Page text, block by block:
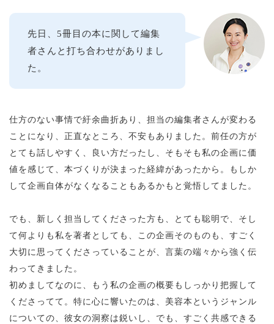
先日、5冊目の本に関して編集
者さんと打ち合わせがありまし
た。
仕方のない事情で紆余曲折あり、担当の編集者さんが変わる
ことになり、正直なところ、不安もありました。前任の方が
とても話しやすく、良い方だったし、そもそも私の企画に価
値を感じて、本づくりが決まった経緯があったから。もしか
して企画自体がなくなることもあるかもと覚悟してました。
でも、新しく担当してくださった方も、とても聡明で、そし
て何よりも私を著者としても、この企画そのものも、すごく
大切に思ってくださっていることが、言葉の端々から強く伝
わってきました。
初めましてなのに、もう私の企画の概要もしっかり把握して
くださってて。特に心に響いたのは、美容本というジャンル
についての、彼女の洞察は鋭いし、でも、すごく共感できる